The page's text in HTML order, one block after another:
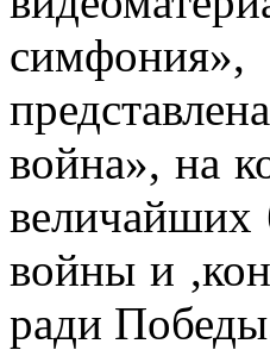
война», на
величайших
войны и
ради